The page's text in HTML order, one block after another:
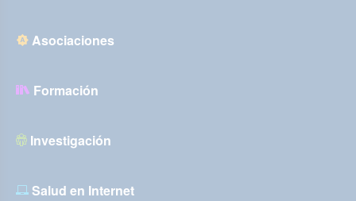
Asociaciones
Formación
Investigación
Salud en Internet